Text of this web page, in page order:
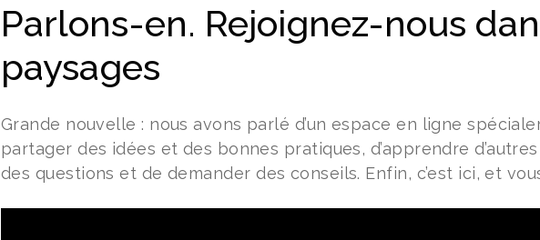
Parlons-en. Rejoignez-nous
paysages
Grande nouvelle : nous avons parlé d’un espace en ligne
partager des idées et des bonnes pratiques, d’apprendre
des questions et de demander des conseils. Enfin, c’est ici, et